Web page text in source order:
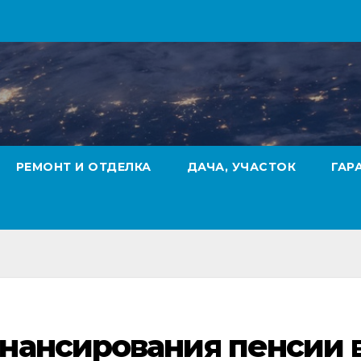
РЕМОНТ И ОТДЕЛКА ДАЧА, УЧАСТОК
пенсии